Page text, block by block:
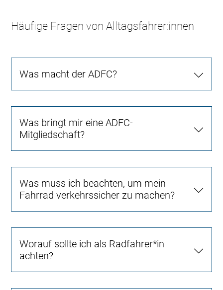
Häufige Fragen von Alltagsfahrer:innen
Was macht der ADFC?
Was bringt mir eine ADFC-
Mitgliedschaft?
Was muss ich beachten, um mein
Fahrrad verkehrssicher zu machen?
Worauf sollte ich als Radfahrer*in
achten?